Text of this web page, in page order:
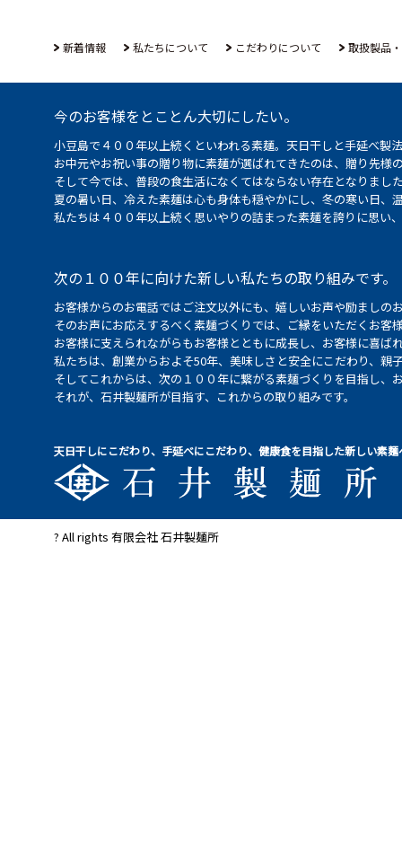
新着情報 私たちについて こだわりについて 取扱製品
今のお客様をとことん大切にしたい。
小豆島で４００年以上続くといわれる素麺。天日干しと手延べ
お中元やお祝い事の贈り物に素麺が選ばれてきたのは、贈り先
そして今では、普段の食生活になくてはならない存在となりまし
夏の暑い日、冷えた素麺は心も身体も穏やかにし、冬の寒い日
私たちは４００年以上続く思いやりの詰まった素麺を誇りに思
次の１００年に向けた新しい私たちの取り組みです。
お客様からのお電話ではご注文以外にも、嬉しいお声や励まし
そのお声にお応えするべく素麺づくりでは、ご縁をいただくお
お客様に支えられながらもお客様とともに成長し、お客様に喜ば
私たちは、創業からおよそ50年、美味しさと安全にこだわり、
そしてこれからは、次の１００年に繋がる素麺づくりを目指し
それが、石井製麺所が目指す、これからの取り組みです。
天日干しにこだわり、手延べにこだわり、健康食を目指した新しい素麺
? All rights 有限会社 石井製麺所